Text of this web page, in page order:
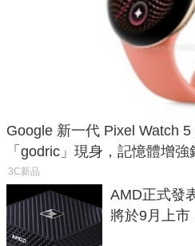
Google 新一代 Pixel Watch
「godric」現身，記憶體增強
3C新品
AMD正式發
將於9月上市